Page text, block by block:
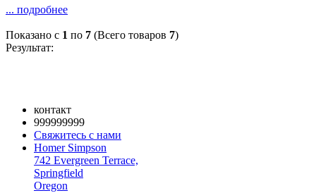
... подробнее
Показано с 1 по 7 (Всего товаров 7)
Результат:
контакт
999999999
Свяжитесь с нами
Homer Simpson
742 Evergreen Terrace,
Springfield
Oregon